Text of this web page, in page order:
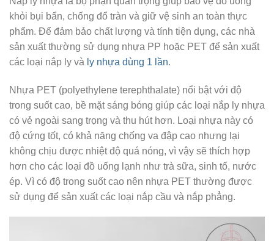
khỏi bụi bẩn, chống đổ tràn và giữ vệ sinh an toàn thực
phẩm. Để đảm bảo chất lượng và tính tiện dụng, các nhà
sản xuất thường sử dụng nhựa PP hoặc PET để sản xuất
các loại nắp ly và ly nhựa dùng 1 lần.
Nhựa PET (polyethylene terephthalate) nổi bật với độ
trong suốt cao, bề mặt sáng bóng giúp các loại nắp ly nhựa
có vẻ ngoài sang trọng và thu hút hơn. Loại nhựa này có
độ cứng tốt, có khả năng chống va đập cao nhưng lại
không chịu được nhiệt độ quá nóng, vì vậy sẽ thích hợp
hơn cho các loại đồ uống lạnh như trà sữa, sinh tố, nước
ép. Vì có độ trong suốt cao nên nhựa PET thường được
sử dụng để sản xuất các loại nắp cầu và nắp phẳng.